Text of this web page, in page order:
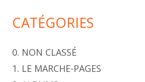
CATÉGORIES
0. NON CLASSÉ
1. LE MARCHE-PAGES